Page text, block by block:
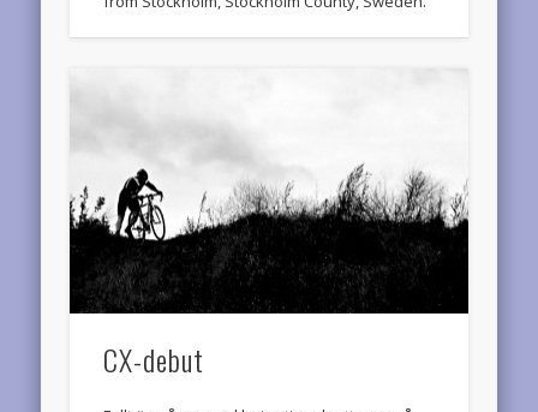
CX-debut